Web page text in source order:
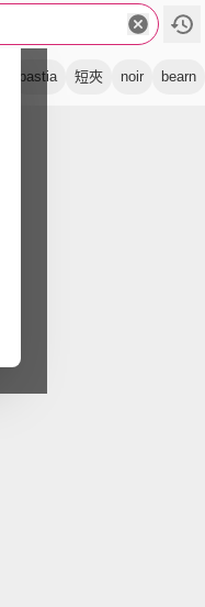
bastia 短夾 noir bearn